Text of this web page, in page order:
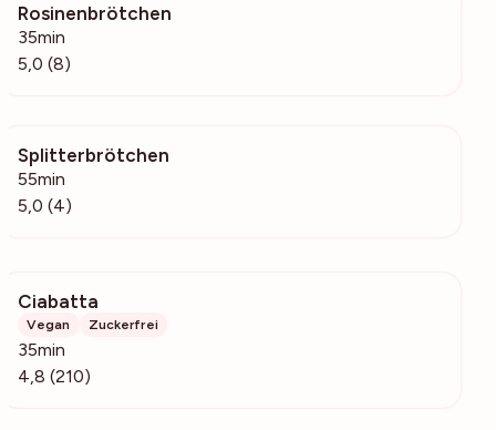
Rosinenbrötchen
35min
5,0 (8)
Splitterbrötchen
55min
5,0 (4)
Ciabatta
Vegan Zuckerfrei
35min
4,8 (210)